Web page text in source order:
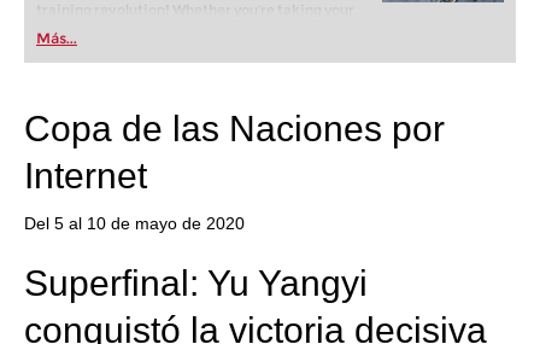
training revolution! Whether you’re taking your
first steps into the world of club chess, or already
playing at a tournament level: with FRITZ, you can
train more efficiently, intelligently and with a
Más...
Copa de las Naciones por
Internet
Del 5 al 10 de mayo de 2020
Superfinal: Yu Yangyi
conquistó la victoria decisiva